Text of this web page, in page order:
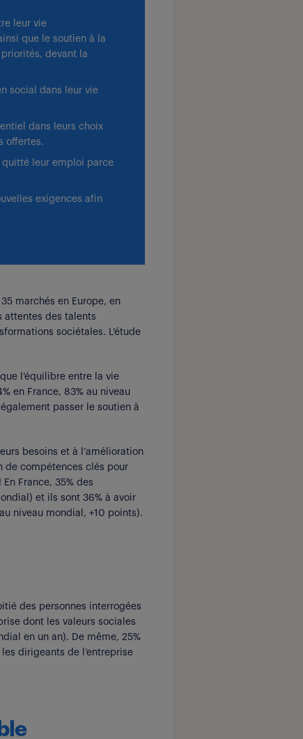
leur vie
que le soutien à la
devant la
social dans leur vie
dans leurs choix
offertes.
quitté leur emploi parce
exigences afin
marchés en Europe, en
attentes des talents
sociétales. L’étude
l’équilibre entre la vie
en France, 83% au niveau
passer le soutien à
besoins et à l’amélioration
de compétences clés pour
France, 35% des
et ils sont 36% à avoir
niveau mondial, +10 points).
des personnes interrogées
dont les valeurs sociales
en un an). De même, 25%
dirigeants de l’entreprise